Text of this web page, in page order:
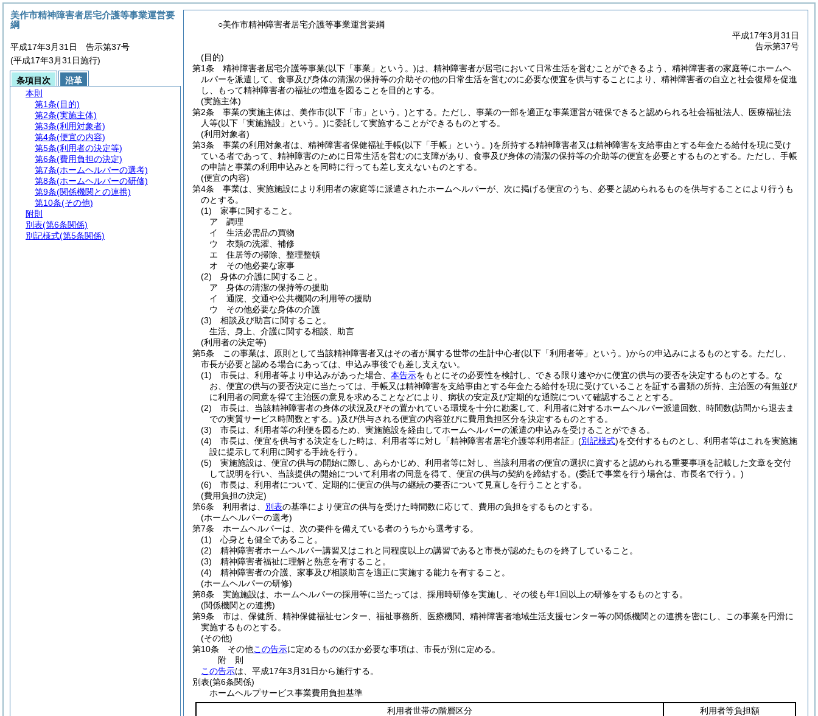
○美作市精神障害者居宅介護等事業運営要綱
平成17年3月31日
告示第37号
(目的)
第1条
精神障害者居宅介護等事業(以下「事業」という。)は、精神障害者が居宅において日常生活を営むことができるよう、精神障害者の家庭等にホームヘ
ルパーを派遣して、食事及び身体の清潔の保持等の介助その他の日常生活を営むのに必要な便宜を供与することにより、精神障害者の自立と社会復帰を促進
し、もって精神障害者の福祉の増進を図ることを目的とする。
(実施主体)
第2条
事業の実施主体は、美作市(以下「市」という。)とする。 ただし、事業の一部を適正な事業運営が確保できると認められる社会福祉法人、医療福祉法
人等(以下「実施施設」という。)に委託して実施することができるものとする。
(利用対象者)
第3条
事業の利用対象者は、精神障害者保健福祉手帳(以下「手帳」という。)を所持する精神障害者又は精神障害を支給事由とする年金たる給付を現に受け
ている者であって、精神障害のために日常生活を営むのに支障があり、食事及び身体の清潔の保持等の介助等の便宜を必要とするものとする。 ただし、手帳
の申請と事業の利用申込みとを同時に行っても差し支えないものとする。
(便宜の内容)
第4条
事業は、実施施設により利用者の家庭等に派遣されたホームヘルパーが、次に掲げる便宜のうち、必要と認められるものを供与することにより行うも
のとする。
(1)
家事に関すること。
ア
調理
イ
生活必需品の買物
ウ
衣類の洗濯、補修
エ
住居等の掃除、整理整頓
オ
その他必要な家事
(2)
身体の介護に関すること。
ア
身体の清潔の保持等の援助
イ
通院、交通や公共機関の利用等の援助
ウ
その他必要な身体の介護
(3)
相談及び助言に関すること。
生活、身上、介護に関する相談、助言
(利用者の決定等)
第5条
この事業は、原則として当該精神障害者又はその者が属する世帯の生計中心者(以下「利用者等」という。)からの申込みによるものとする。 ただし、
市長が必要と認める場合にあっては、申込み事後でも差し支えない。
(1)
市長は、利用者等より申込みがあった場合、 本告示をもとにその必要性を検討し、できる限り速やかに便宜の供与の要否を決定するものとする。 な
お、便宜の供与の要否決定に当たっては、手帳又は精神障害を支給事由とする年金たる給付を現に受けていることを証する書類の所持、主治医の有無並び
に利用者の同意を得て主治医の意見を求めることなどにより、病状の安定及び定期的な通院について確認することとする。
(2)
市長は、当該精神障害者の身体の状況及びその置かれている環境を十分に勘案して、利用者に対するホームヘルパー派遣回数、時間数(訪問から退去ま
での実質サービス時間数とする。)及び供与される便宜の内容並びに費用負担区分を決定するものとする。
(3)
市長は、利用者等の利便を図るため、実施施設を経由してホームヘルパーの派遣の申込みを受けることができる。
(4)
市長は、便宜を供与する決定をした時は、利用者等に対し「精神障害者居宅介護等利用者証」 (別記様式)を交付するものとし、利用者等はこれを実施施
設に提示して利用に関する手続を行う。
(5)
実施施設は、便宜の供与の開始に際し、あらかじめ、利用者等に対し、当該利用者の便宜の選択に資すると認められる重要事項を記載した文章を交付
して説明を行い、当該提供の開始について利用者の同意を得て、便宜の供与の契約を締結する。 (委託で事業を行う場合は、市長名で行う。)
(6)
市長は、利用者について、定期的に便宜の供与の継続の要否について見直しを行うこととする。
(費用負担の決定)
第6条
利用者は、 別表の基準により便宜の供与を受けた時間数に応じて、費用の負担をするものとする。
(ホームヘルパーの選考)
第7条
ホームヘルパーは、次の要件を備えている者のうちから選考する。
(1)
心身とも健全であること。
(2)
精神障害者ホームヘルパー講習又はこれと同程度以上の講習であると市長が認めたものを終了していること。
(3)
精神障害者福祉に理解と熱意を有すること。
(4)
精神障害者の介護、家事及び相談助言を適正に実施する能力を有すること。
(ホームヘルパーの研修)
第8条
実施施設は、ホームヘルパーの採用等に当たっては、採用時研修を実施し、その後も年1回以上の研修をするものとする。
(関係機関との連携)
第9条
市は、保健所、精神保健福祉センター、福祉事務所、医療機関、精神障害者地域生活支援センター等の関係機関との連携を密にし、この事業を円滑に
実施するものとする。
(その他)
第10条
その他この告示に定めるもののほか必要な事項は、市長が別に定める。
附 則
この告示は、平成17年3月31日から施行する。
別表(第6条関係)
ホームヘルプサービス事業費用負担基準
利用者世帯の階層区分
利用者等負担額
美作市精神障害者居宅介護等事業運営要
綱
平成17年3月31日 告示第37号
(平成17年3月31日施行)
条項目次
沿革
本則
第1条(目的)
第2条(実施主体)
第3条(利用対象者)
第4条(便宜の内容)
第5条(利用者の決定等)
第6条(費用負担の決定)
第7条(ホームヘルパーの選考)
第8条(ホームヘルパーの研修)
第9条(関係機関との連携)
第10条(その他)
附則
別表(第6条関係)
別記様式(第5条関係)